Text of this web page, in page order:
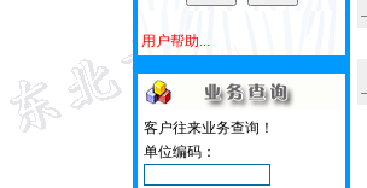
用户帮助...
客户往来业务查询！
单位编码：